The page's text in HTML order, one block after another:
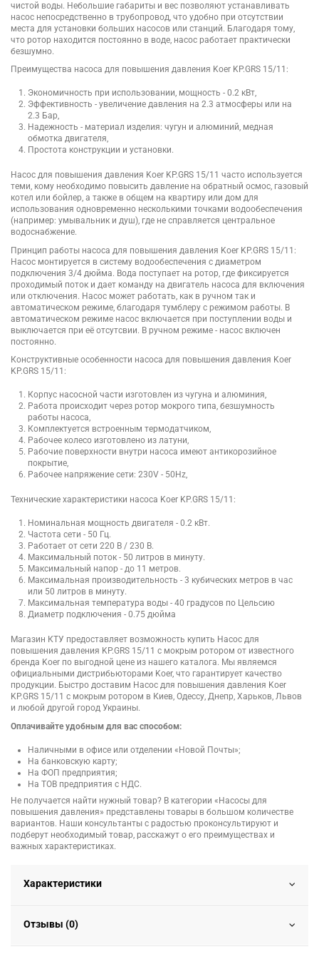
чистой воды. Небольшие габариты и вес позволяют устанавливать
насос непосредственно в трубопровод, что удобно при отсутствии
места для установки больших насосов или станций. Благодаря тому,
что ротор находится постоянно в воде, насос работает практически
безшумно.
Преимущества насоса для повышения давления Koer KP.GRS 15/11:
Экономичность при использовании, мощность - 0.2 кВт,
Эффективность - увеличение давления на 2.3 атмосферы или на
2.3 Бар,
Надежность - материал изделия: чугун и алюминий, медная
обмотка двигателя,
Простота конструкции и установки.
Насос для повышения давления Koer KP.GRS 15/11 часто используется
теми, кому необходимо повысить давление на обратный осмос, газовый
котел или бойлер, а также в общем на квартиру или дом для
использования одновременно несколькими точками водообеспечения
(например: умывальник и душ), где не справляется центральное
водоснабжение.
Принцип работы насоса для повышения давления Koer KP.GRS 15/11:
Насос монтируется в систему водообеспечения с диаметром
подключения 3/4 дюйма. Вода поступает на ротор, где фиксируется
проходимый поток и дает команду на двигатель насоса для включения
или отключения. Насос может работать, как в ручном так и
автоматическом режиме, благодаря тумблеру с режимом работы. В
автоматическом режиме насос включается при поступлении воды и
выключается при её отсутсвии. В ручном режиме - насос включен
постоянно.
Конструктивные особенности насоса для повышения давления Koer
KP.GRS 15/11:
Корпус насосной части изготовлен из чугуна и алюминия,
Работа происходит через ротор мокрого типа, безшумность
работы насоса,
Комплектуется встроенным термодатчиком,
Рабочее колесо изготовлено из латуни,
Рабочие поверхности внутри насоса имеют антикорозийное
покрытие,
Рабочее напряжение сети: 230V - 50Hz,
Технические характеристики насоса Koer KP.GRS 15/11:
Номинальная мощность двигателя - 0.2 кВт.
Частота сети - 50 Гц.
Работает от сети 220 В / 230 В.
Максимальный поток - 50 литров в минуту.
Максимальный напор - до 11 метров.
Максимальная производительность - 3 кубических метров в час
или 50 литров в минуту.
Максимальная температура воды - 40 градусов по Цельсию
Диаметр подключения - 0.75 дюйма
Магазин КТУ предоставляет возможность купить Насос для
повышения давления KP.GRS 15/11 с мокрым ротором от известного
бренда Koer по выгодной цене из нашего каталога. Мы являемся
официальными дистрибьюторами Koer, что гарантирует качество
продукции. Быстро доставим Насос для повышения давления Koer
KP.GRS 15/11 с мокрым ротором в Киев, Одессу, Днепр, Харьков, Львов
и любой другой город Украины.
Оплачивайте удобным для вас способом:
Наличными в офисе или отделении «Новой Почты»;
На банковскую карту;
На ФОП предприятия;
На ТОВ предприятия с НДС.
Не получается найти нужный товар? В категории «Насосы для
повышения давления» представлены товары в большом количестве
вариантов. Наши консультанты с радостью проконсультируют и
подберут необходимый товар, расскажут о его преимуществах и
важных характеристиках.
Характеристики
Отзывы (0)